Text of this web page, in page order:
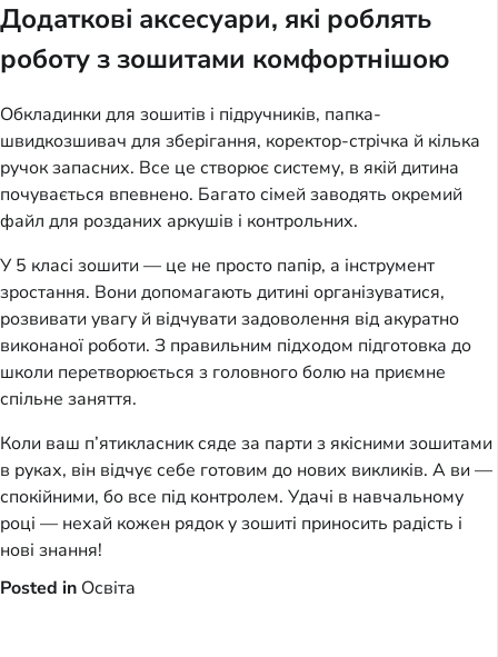
Додаткові аксесуари, які роблять
роботу з зошитами комфортнішою
Обкладинки для зошитів і підручників, папка-
швидкозшивач для зберігання, коректор-стрічка й кілька
ручок запасних. Все це створює систему, в якій дитина
почувається впевнено. Багато сімей заводять окремий
файл для розданих аркушів і контрольних.
У 5 класі зошити — це не просто папір, а інструмент
зростання. Вони допомагають дитині організуватися,
розвивати увагу й відчувати задоволення від акуратно
виконаної роботи. З правильним підходом підготовка до
школи перетворюється з головного болю на приємне
спільне заняття.
Коли ваш п’ятикласник сяде за парти з якісними зошитами
в руках, він відчує себе готовим до нових викликів. А ви —
спокійними, бо все під контролем. Удачі в навчальному
році — нехай кожен рядок у зошиті приносить радість і
нові знання!
Posted in Освіта